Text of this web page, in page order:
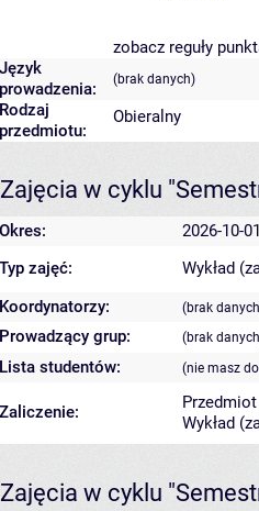
zobacz reguły
Język
prowadzenia:
(brak danych)
Rodzaj
przedmiotu:
Obieralny
Zajęcia w cyklu
Okres:
2026-10-
Typ zajęć:
Wykład
Koordynatorzy:
(brak
Prowadzący grup: (brak
Lista studentów: (nie masz
Zaliczenie:
Wykład
Zajęcia w cyklu